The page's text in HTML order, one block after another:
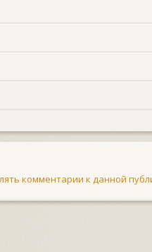
комментарии к данной